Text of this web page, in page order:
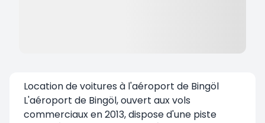
Location de voitures à l'aéroport de Bingöl
L'aéroport de Bingöl, ouvert aux vols
commerciaux en 2013, dispose d'une piste